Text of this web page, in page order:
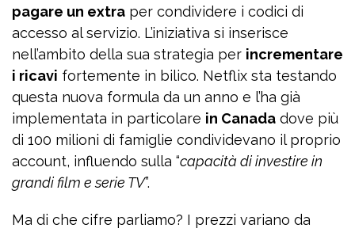
pagare un extra per condividere i codici di
accesso al servizio. L’iniziativa si inserisce
nell’ambito della sua strategia per incrementare
i ricavi fortemente in bilico. Netflix sta testando
questa nuova formula da un anno e l’ha già
implementata in particolare in Canada dove più
di 100 milioni di famiglie condividevano il proprio
account, influendo sulla “capacità di investire in
grandi film e serie TV”.
Ma di che cifre parliamo? I prezzi variano da